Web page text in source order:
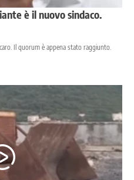
è il nuovo sindaco.
Il quorum è appena stato raggiunto.